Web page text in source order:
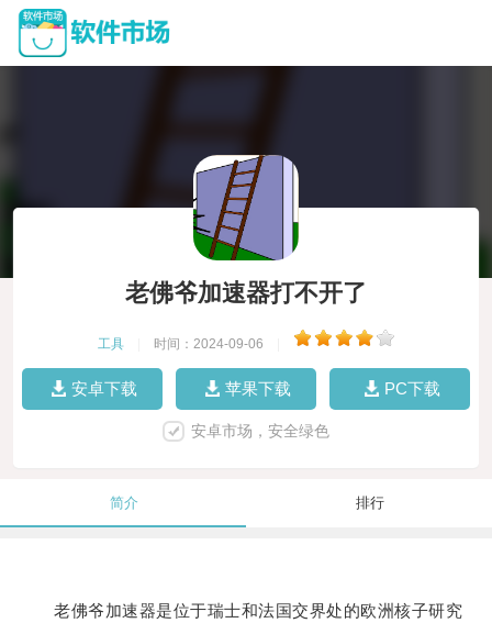
老佛爷加速器打不开了
工具 时间：2024-09-06
安卓下载 苹果下载 PC下载
安卓市场，安全绿色
简介 排行
老佛爷加速器是位于瑞士和法国交界处的欧洲核子研究